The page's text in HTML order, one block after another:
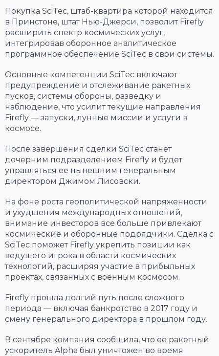
Покупка SciTec, штаб-квартира которой находится
в Принстоне, штат Нью-Джерси, позволит Firefly
расширить спектр космических услуг,
интегрировав оборонное аналитическое
программное обеспечение SciTec в свои системы.
Основные компетенции SciTec включают
предупреждение и отслеживание ракетных
пусков, системы обороны, разведку и
наблюдение, что усилит текущие направления
Firefly — запуски, лунные миссии и услуги в
космосе.
После завершения сделки SciTec станет
дочерним подразделением Firefly и будет
управляться ее нынешним генеральным
директором Джимом Лисовски.
На фоне роста геополитической напряженности
и ухудшения международных отношений,
внимание инвесторов все больше привлекают
космические и оборонные подрядчики. Сделка с
SciTec поможет Firefly укрепить позиции как
ведущего игрока в области космических
технологий, расширяя участие в прибыльных
проектах, связанных с военным космосом.
Firefly прошла долгий путь после сложного
периода — включая банкротство в 2017 году и
смену генерального директора в прошлом году.
В сентябре компания сообщила, что ее ракетный
ускоритель Alpha был уничтожен во время